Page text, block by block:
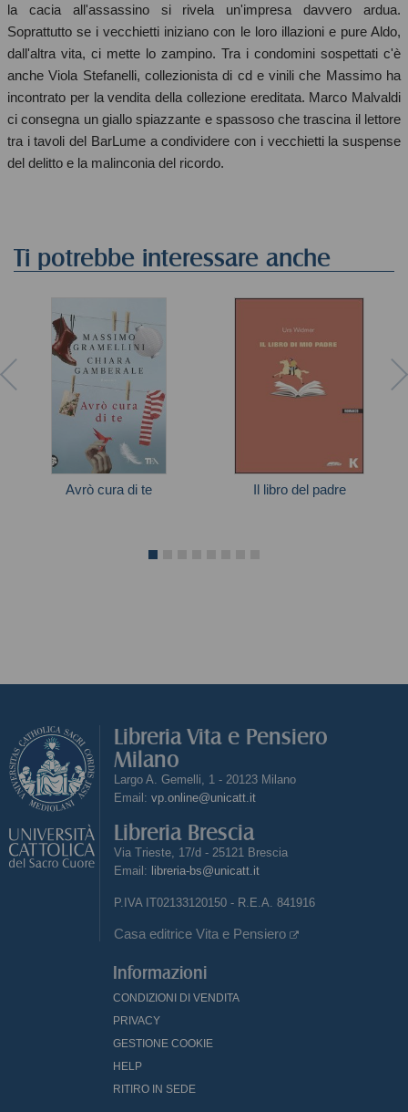
la cacia all'assassino si rivela un'impresa davvero ardua.
Soprattutto se i vecchietti iniziano con le loro illazioni e pure Aldo,
dall'altra vita, ci mette lo zampino. Tra i condomini sospettati c'è
anche Viola Stefanelli, collezionista di cd e vinili che Massimo ha
incontrato per la vendita della collezione ereditata. Marco Malvaldi
ci consegna un giallo spiazzante e spassoso che trascina il lettore
tra i tavoli del BarLume a condividere con i vecchietti la suspense
del delitto e la malinconia del ricordo.
Ti potrebbe interessare anche
Avrò cura di te Il libro del padre
Libreria Vita e Pensiero
Milano
Largo A. Gemelli, 1 - 20123 Milano
Email: vp.online@unicatt.it
Libreria Brescia
Via Trieste, 17/d - 25121 Brescia
Email: libreria-bs@unicatt.it
P.IVA IT02133120150 - R.E.A. 841916
Casa editrice Vita e Pensiero
Informazioni
CONDIZIONI DI VENDITA
PRIVACY
GESTIONE COOKIE
HELP
RITIRO IN SEDE